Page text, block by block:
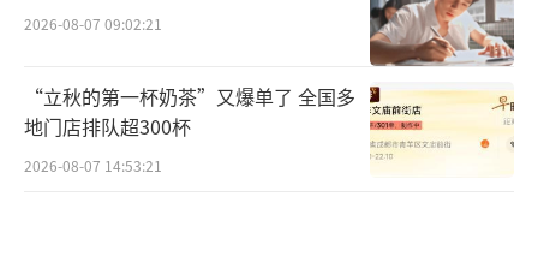
2026-08-07 09:02:21
“立秋的第一杯奶茶”又爆单了 全国多
地门店排队超300杯
2026-08-07 14:53:21